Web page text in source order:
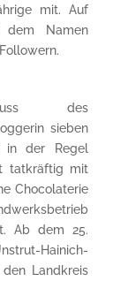
mit. Auf
dem Namen
des
sieben
in der Regel
tatkräftig mit
Chocolaterie
Ab dem 25.
Hainich-
Landkreis